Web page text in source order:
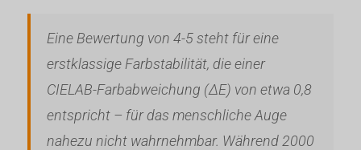
Eine Bewertung von 4-5 steht für eine
erstklassige Farbstabilität, die einer
CIELAB-Farbabweichung (ΔE) von etwa 0,8
entspricht – für das menschliche Auge
nahezu nicht wahrnehmbar. Während 2000